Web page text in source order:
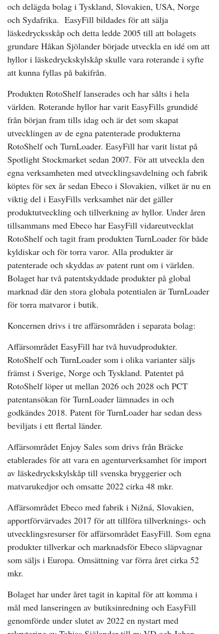
och delägda bolag i Tyskland, Slovakien, USA, Norge
och Sydafrika. EasyFill bildades för att sälja
läskedrycksskåp och detta ledde 2005 till att bolagets
grundare Håkan Sjölander började utveckla en idé om att
hyllor i läskedryckskylskåp skulle vara roterande i syfte
att kunna fyllas på bakifrån.
Produkten RotoShelf lanserades och har sålts i hela
världen. Roterande hyllor har varit EasyFills grundidé
från början fram tills idag och är det som skapat
utvecklingen av de egna patenterade produkterna
RotoShelf och TurnLoader. EasyFill har varit listat på
Spotlight Stockmarket sedan 2007. För att utveckla den
egna verksamheten med utvecklingsavdelning och fabrik
köptes för sex år sedan Ebeco i Slovakien, vilket är nu en
viktig del i EasyFills verksamhet när det gäller
produktutveckling och tillverkning av hyllor. Under åren
tillsammans med Ebeco har EasyFill vidareutvecklat
RotoShelf och tagit fram produkten TurnLoader för både
kyldiskar och för torra varor. Alla produkter är
patenterade och skyddas av patent runt om i världen.
Bolaget har två patentskyddade produkter på global
marknad där den stora globala potentialen är TurnLoader
för torra matvaror i butik.
Koncernen drivs i tre affärsområden i separata bolag:
Affärsområdet EasyFill har två huvudprodukter.
RotoShelf och TurnLoader som i olika varianter säljs
främst i Sverige, Norge och Tyskland. Patentet på
RotoShelf löper ut mellan 2026 och 2028 och PCT
patentansökan för TurnLoader lämnades in och
godkändes 2018. Patent för TurnLoader har sedan dess
beviljats i ett flertal länder.
Affärsområdet Enjoy Sales som drivs från Bräcke
etablerades för att vara en agenturverksamhet för import
av läskedryckskylskåp till svenska bryggerier och
matvarukedjor och omsatte 2022 cirka 48 mkr.
Affärsområdet Ebeco med fabrik i Nižná, Slovakien,
apportförvärvades 2017 för att tillföra tillverknings- och
utvecklingsresurser för affärsområdet EasyFill. Som egna
produkter tillverkar och marknadsför Ebeco släpvagnar
som säljs i Europa. Omsättning var förra året cirka 52
mkr.
Bolaget har under året tagit in kapital för att komma i
mål med lanseringen av butiksinredning och EasyFill
genomförde under slutet av 2022 en nystart med